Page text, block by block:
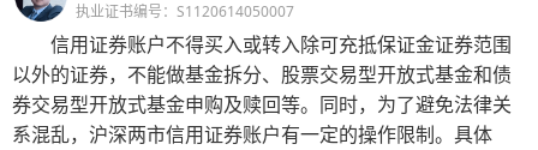
执业证书编号：S1120614050007
信用证券账户不得买入或转入除可充抵保证金证券范围
以外的证券，不能做基金拆分、股票交易型开放式基金和债
券交易型开放式基金申购及赎回等。同时，为了避免法律关
系混乱，沪深两市信用证券账户有一定的操作限制。具体